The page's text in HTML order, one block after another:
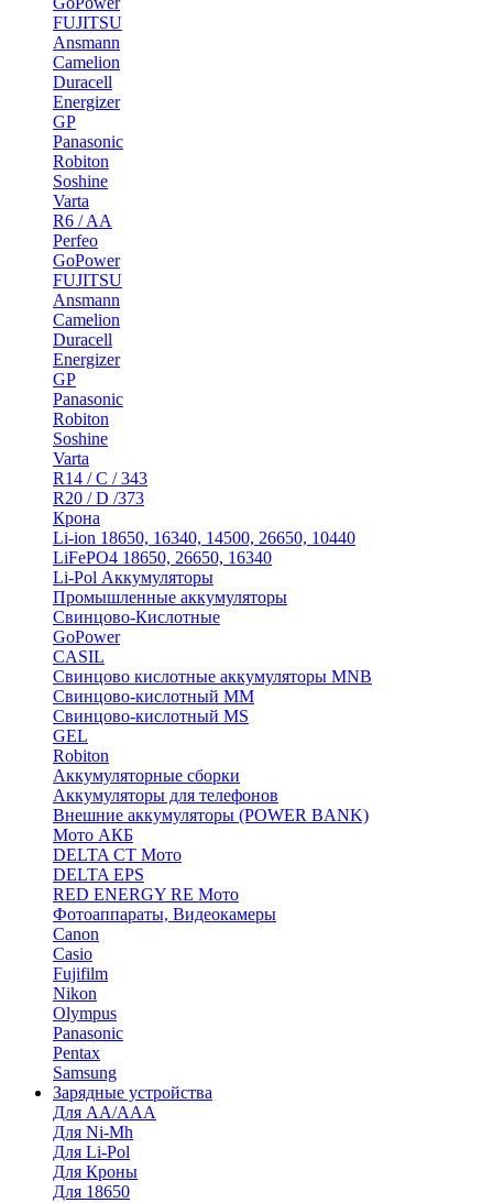
FUJITSU
Ansmann
Camelion
Duracell
Energizer
GP
Panasonic
Robiton
Soshine
Varta
R6 / AA
Perfeo
GoPower
FUJITSU
Ansmann
Camelion
Duracell
Energizer
GP
Panasonic
Robiton
Soshine
Varta
R14 / C / 343
R20 / D /373
Крона
Li-ion 18650, 16340, 14500, 26650, 10440
LiFePO4 18650, 26650, 16340
Li-Pol Аккумуляторы
Промышленные аккумуляторы
Свинцово-Кислотные
GoPower
CASIL
Свинцово кислотные аккумуляторы MNB
Cвинцово-кислотный MM
Cвинцово-кислотный MS
GEL
Robiton
Аккумуляторные сборки
Аккумуляторы для телефонов
Внешние аккумуляторы (POWER BANK)
Мото АКБ
DELTA CT Мото
DELTA EPS
RED ENERGY RE Мото
Фотоаппараты, Видеокамеры
Canon
Casio
Fujifilm
Nikon
Olympus
Panasonic
Pentax
Samsung
Зарядные устройства
Для AA/AAA
Для Ni-Mh
Для Li-Pol
Для Кроны
Для 18650